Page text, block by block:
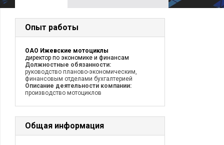
Опыт работы
ОАО Ижевские мотоциклы
директор по экономике и финансам
Должностные обязанности:
руководство планово-экономическим,
финансовым отделами бухгалтерией
Описание деятельности компании:
производство мотоциклов
Общая информация